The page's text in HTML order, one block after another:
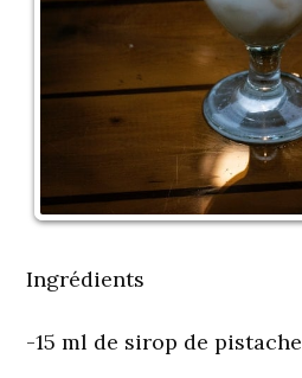
Ingrédients
-15 ml de sirop de pistache